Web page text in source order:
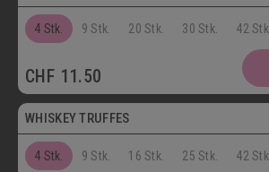
4 Stk. 9 Stk. 20 Stk. 30 Stk. 42 Stk.
CHF 11.50
Vegetarisch
WHISKEY TRUFFES
4 Stk. 9 Stk. 16 Stk. 25 Stk. 42 Stk.